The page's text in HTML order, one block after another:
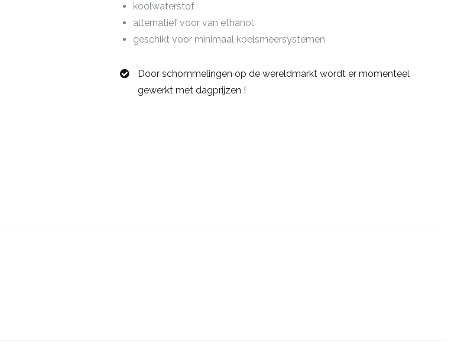
koolwaterstof
alternatief voor van ethanol
geschikt voor minimaal koelsmeersystemen
Door schommelingen op de wereldmarkt wordt er momenteel
gewerkt met dagprijzen !